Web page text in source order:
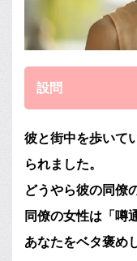
設問
彼と街中を歩いて
られました。
どうやら彼の同僚
同僚の女性は「噂
あなたをベタ褒め